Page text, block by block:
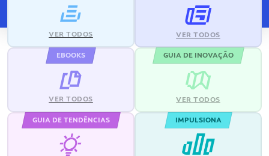
VER TODOS VER TODOS
EBOOKS
VER TODOS
GUIA DE INOVAÇÃO
VER TODOS
GUIA DE TENDÊNCIAS IMPULSIONA